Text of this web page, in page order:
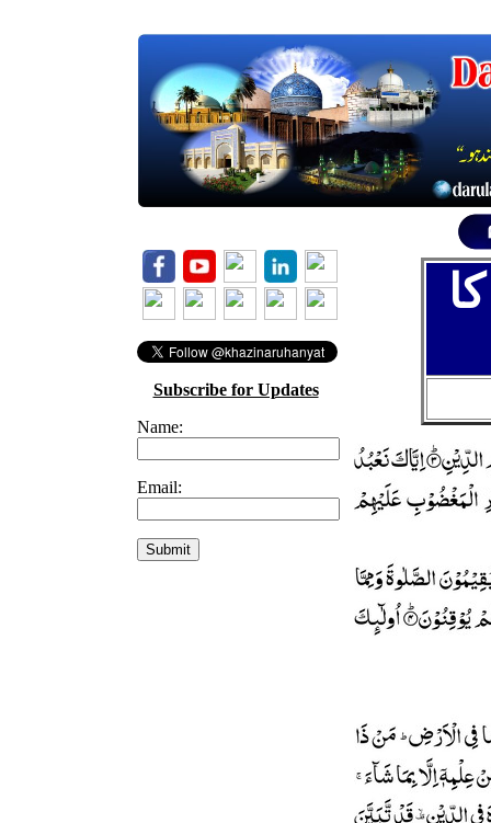
Subscribe for Updates
Name:
Email: